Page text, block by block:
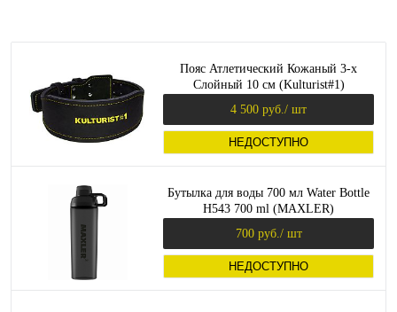
Пояс Атлетический Кожаный 3-х
Слойный 10 см (Kulturist#1)
4 500 руб. / шт
НЕДОСТУПНО
Бутылка для воды 700 мл Water Bottle
H543 700 ml (MAXLER)
700 руб. / шт
НЕДОСТУПНО